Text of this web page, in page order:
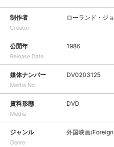
制作者
Creator
ローランド・ジ
公開年
Release Date
1986
媒体ナンバー
Media No
DV0203125
資料形態
Media
DVD
ジャンル
Genre
外国映画/